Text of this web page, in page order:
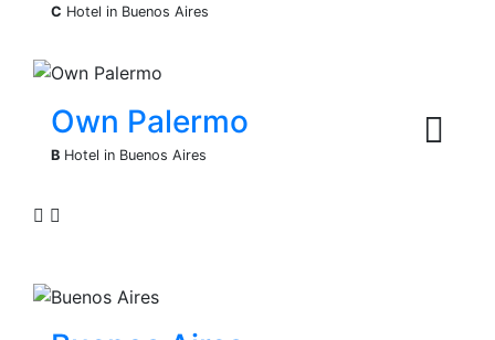
C Hotel in Buenos Aires
Own Palermo
B Hotel in Buenos Aires